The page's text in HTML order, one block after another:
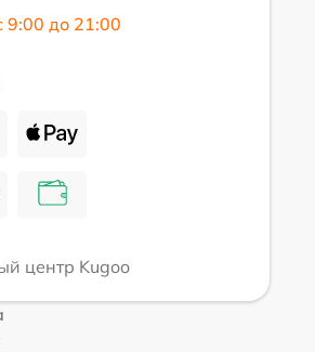
9:00 до 21:00
центр Kugoo